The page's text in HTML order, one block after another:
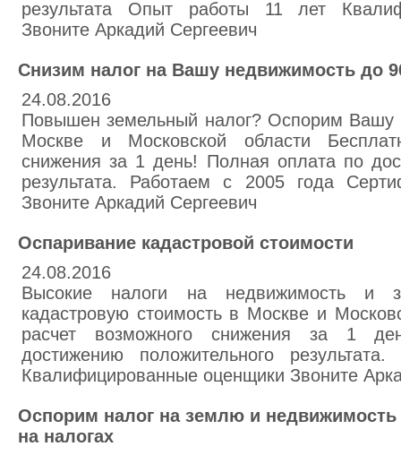
результата Опыт работы 11 лет
Звоните Аркадий Сергеевич
Снизим налог на Вашу недвижимость до
24.08.2016
Повышен земельный налог? Оспорим Вашу
Москве и Московской области
снижения за 1 день! Полная оплата по
результата. Работаем с 2005 года
Звоните Аркадий Сергеевич
Оспаривание кадастровой стоимости
24.08.2016
Высокие налоги на недвижимость и
кадастровую стоимость в Москве и
расчет возможного снижения за 1
достижению положительного
Квалифицированные оценщики Звоните
Оспорим налог на землю и недвижимость
на налогах